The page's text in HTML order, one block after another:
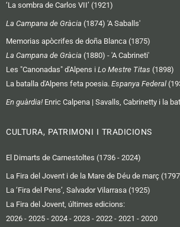
‘La sombra de Carlos VII’ (1921)
La Campana de Gràcia (1874) 'A Saballs'
Memorias apòcrifes de doña Blanca (1875)
La Campana de Gràcia (1880) - 'A Cabrineti'
Les "Canonadas" d'Alpens i Lo Mestre Titas (1898)
La batalla d'Alpens feta poesia. Espanya Federal
En guàrdia! Enric Calpena | Savalls, Cabrinetty i la
CULTURA, PATRIMONI I TRADICIONS
El Dimarts de Carnestoltes (1736 - 2024)
La Fira del Jovent i de la Mare de Déu de març
La ‘Fira del Pens’, Salvador Vilarrasa (1925)
La Fira del Jovent, últimes edicions:
2026 - 2025 - 2024 - 2023 - 2022 - 2021 - 2020